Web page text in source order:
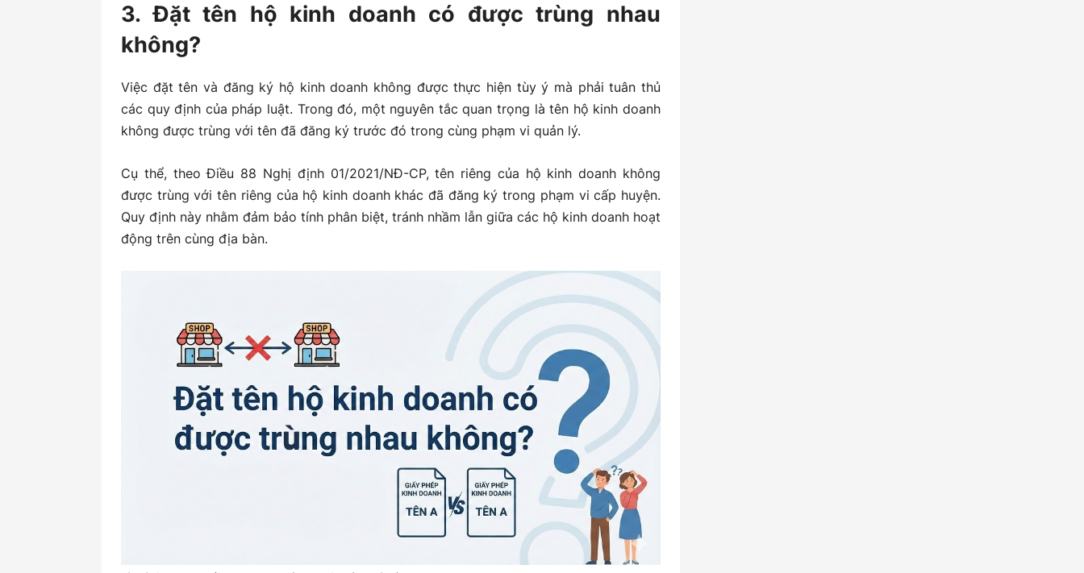
3. Đặt tên hộ kinh doanh có được trùng nhau
không?
Việc đặt tên và đăng ký hộ kinh doanh không được thực hiện tùy ý mà phải tuân thủ
các quy định của pháp luật. Trong đó, một nguyên tắc quan trọng là tên hộ kinh doanh
không được trùng với tên đã đăng ký trước đó trong cùng phạm vi quản lý.
Cụ thể, theo Điều 88 Nghị định 01/2021/NĐ-CP, tên riêng của hộ kinh doanh không
được trùng với tên riêng của hộ kinh doanh khác đã đăng ký trong phạm vi cấp huyện.
Quy định này nhằm đảm bảo tính phân biệt, tránh nhầm lẫn giữa các hộ kinh doanh hoạt
động trên cùng địa bàn.